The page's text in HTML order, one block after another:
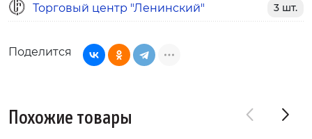
Торговый центр "Ленинский" 3 шт.
Поделится
Похожие товары